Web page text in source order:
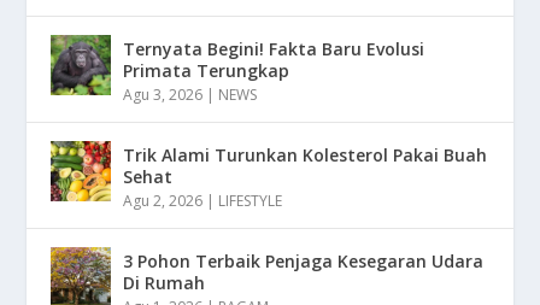
Ternyata Begini! Fakta Baru Evolusi
Primata Terungkap
Agu 3, 2026 | NEWS
Trik Alami Turunkan Kolesterol Pakai Buah
Sehat
Agu 2, 2026 | LIFESTYLE
3 Pohon Terbaik Penjaga Kesegaran Udara
Di Rumah